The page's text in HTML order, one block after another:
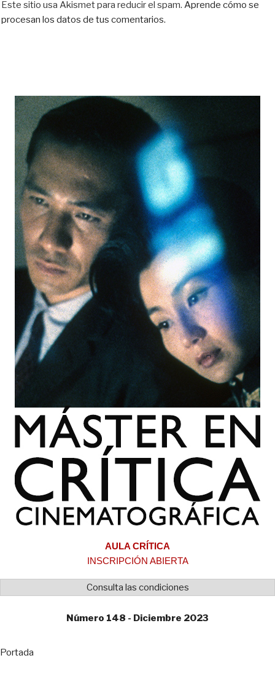
Este sitio usa Akismet para reducir el spam. Aprende cómo se
procesan los datos de tus comentarios.
AULA CRÍTICA
INSCRIPCIÓN ABIERTA
Consulta las condiciones
Número 148 - Diciembre 2023
Portada